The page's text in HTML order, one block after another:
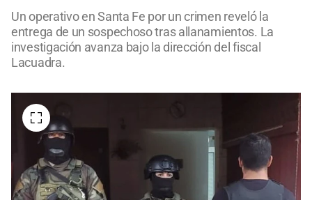
Un operativo en Santa Fe por un crimen reveló la
entrega de un sospechoso tras allanamientos. La
investigación avanza bajo la dirección del fiscal
Lacuadra.